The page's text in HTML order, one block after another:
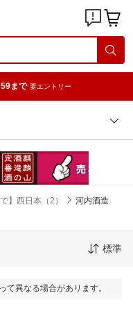
まで 要エントリー
】西日本（2）
河内酒造
標準
て異なる場合があります。